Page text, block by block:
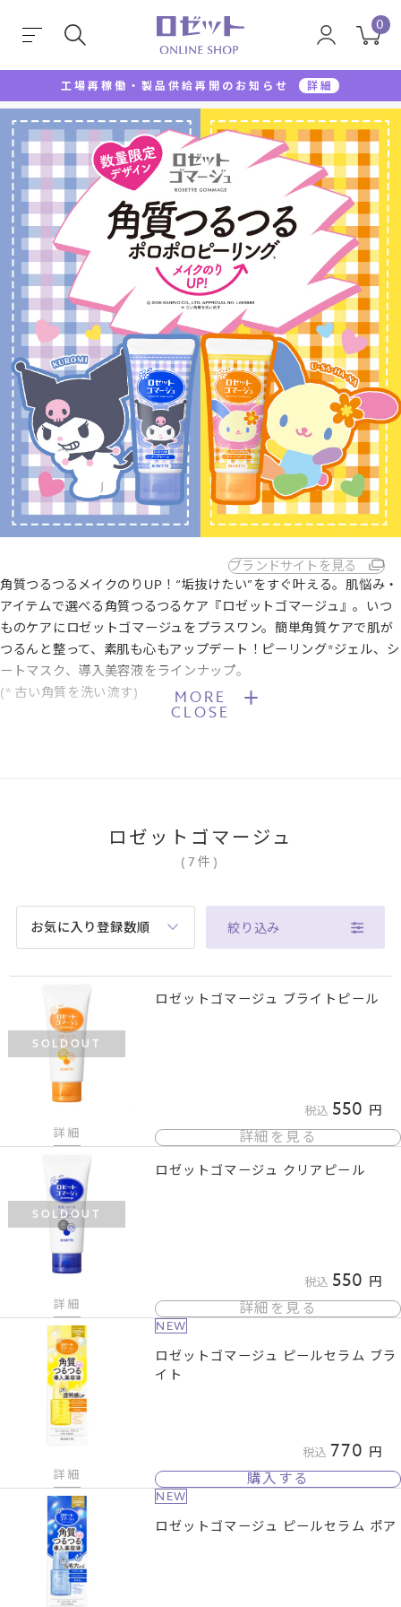
0
工場再稼働・製品供給再開のお知らせ 詳細
ロゼットゴマージュ
ブランドサイトを見る
角質つるつるメイクのりUP！“垢抜けたい”をすぐ叶える。肌悩み・
アイテムで選べる角質つるつるケア『ロゼットゴマージュ』。いつ
ものケアにロゼットゴマージュをプラスワン。簡単角質ケアで肌が
つるんと整って、素肌も心もアップデート！ピーリング*ジェル、シ
ートマスク、導入美容液をラインナップ。
(* 古い角質を洗い流す)
MORE
CLOSE
ロゼットゴマージュ
(7 件 )
お気に入り登録数順 絞り込み
SOLDOUT
詳細
ロゼットゴマージュ ブライトピール
税込 550
詳細を見る
SOLDOUT
詳細
ロゼットゴマージュ クリアピール
税込 550
詳細を見る
詳細
NEW
ロゼットゴマージュ ピールセラム ブラ
イト
税込 770
購入する
NEW
ロゼットゴマージュ ピールセラム ポア